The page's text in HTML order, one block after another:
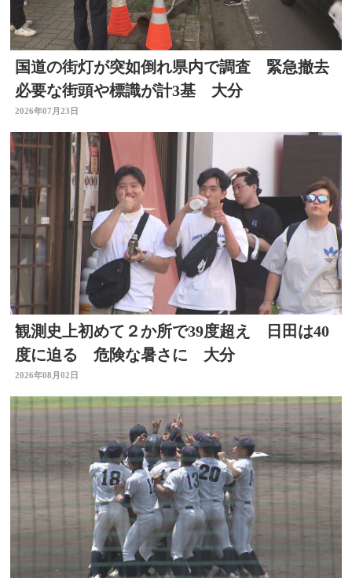
国道の街灯が突如倒れ県内で調査 緊急撤去
必要な街頭や標識が計3基 大分
2026年07月23日
観測史上初めて２か所で39度超え 日田は40
度に迫る 危険な暑さに 大分
2026年08月02日